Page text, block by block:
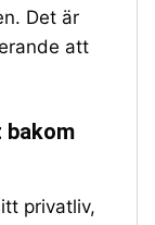
Det är
att
bakom
privatliv,